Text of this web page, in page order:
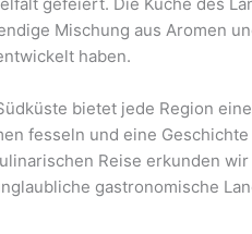
Mischung aus Aromen
haben.
bietet jede Region
fesseln und eine
Reise erkunden
gastronomische